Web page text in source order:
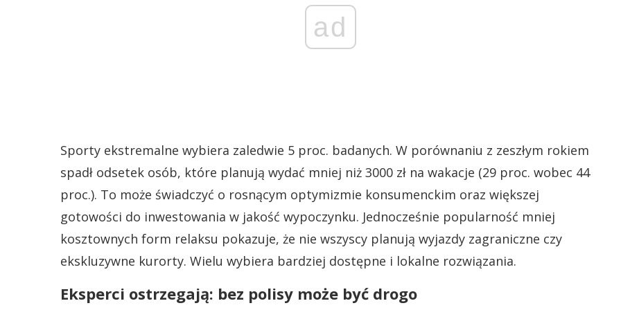
ad
Sporty ekstremalne wybiera zaledwie 5 proc. badanych. W porównaniu z zeszłym rokiem
spadł odsetek osób, które planują wydać mniej niż 3000 zł na wakacje (29 proc. wobec 44
proc.). To może świadczyć o rosnącym optymizmie konsumenckim oraz większej
gotowości do inwestowania w jakość wypoczynku. Jednocześnie popularność mniej
kosztownych form relaksu pokazuje, że nie wszyscy planują wyjazdy zagraniczne czy
ekskluzywne kurorty. Wielu wybiera bardziej dostępne i lokalne rozwiązania.
Eksperci ostrzegają: bez polisy może być drogo